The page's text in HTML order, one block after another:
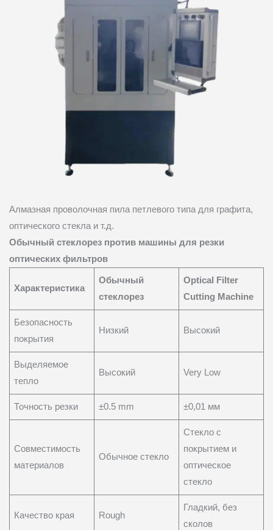
Алмазная проволочная пила петлевого типа для графита,
оптического стекла и т.д.
Обычный стеклорез против машины для резки
оптических фильтров
Характеристика
Обычный
стеклорез
Optical Filter
Cutting Machine
Безопасность
покрытия
Низкий Высокий
Выделяемое
тепло
Высокий Very Low
Точность резки ±0.5 mm ±0,01 мм
Совместимость
материалов
Обычное стекло
Стекло с
покрытием и
оптическое
стекло
Качество края Rough
Гладкий, без
сколов